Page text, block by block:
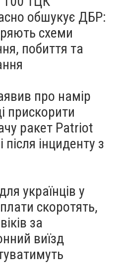
обшукує ДБР:
схеми
побиття та
про намір
прискорити
ракет Patriot
після інциденту з
українців у
скоротять,
за
виїзд